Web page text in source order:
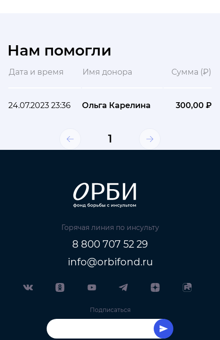
Нам помогли
Дата и время Имя донора Сумма (₽)
24.07.2023 23:36 Ольга Карелина 300,00 ₽
1
Горячая линия по инсульту
8 800 707 52 29
info@orbifond.ru
Подписаться